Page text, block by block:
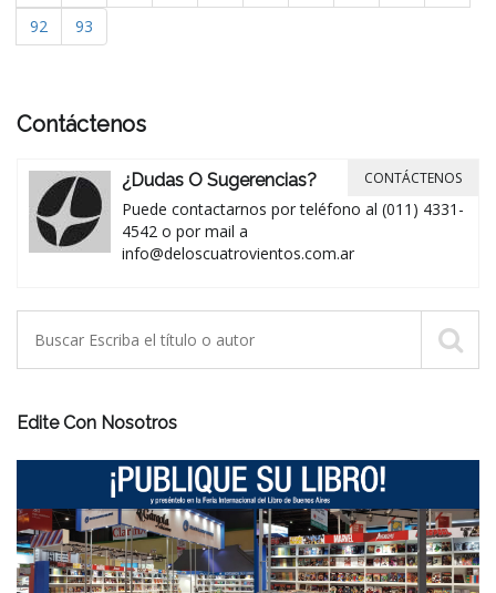
92
93
Contáctenos
¿Dudas O Sugerencias?
Puede contactarnos por teléfono al (011) 4331-
4542 o por mail a
info@deloscuatrovientos.com.ar
CONTÁCTENOS
Edite Con Nosotros